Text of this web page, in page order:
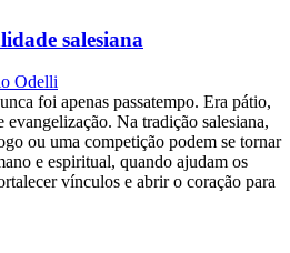
salesiana
Odelli
foi apenas passatempo. Era pátio,
evangelização. Na tradição salesiana,
ou uma competição podem se tornar
e espiritual, quando ajudam os
vínculos e abrir o coração para